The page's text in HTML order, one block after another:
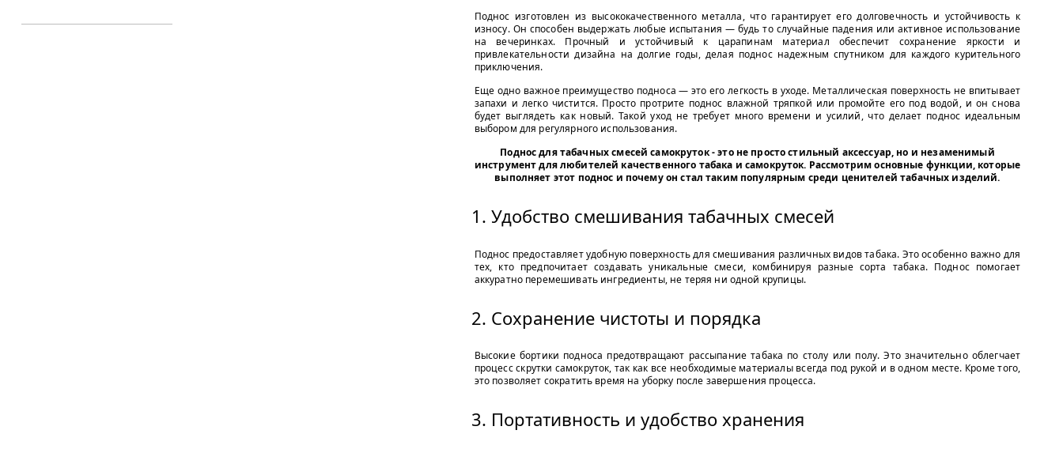
Поднос изготовлен из высококачественного металла, что гарантирует его долговечность и устойчивость к
износу. Он способен выдержать любые испытания — будь то случайные падения или активное использование
на вечеринках. Прочный и устойчивый к царапинам материал обеспечит сохранение яркости и
привлекательности дизайна на долгие годы, делая поднос надежным спутником для каждого курительного
приключения.
Еще одно важное преимущество подноса — это его легкость в уходе. Металлическая поверхность не впитывает
запахи и легко чистится. Просто протрите поднос влажной тряпкой или промойте его под водой, и он снова
будет выглядеть как новый. Такой уход не требует много времени и усилий, что делает поднос идеальным
выбором для регулярного использования.
Поднос для табачных смесей самокруток - это не просто стильный аксессуар, но и незаменимый
инструмент для любителей качественного табака и самокруток. Рассмотрим основные функции, которые
выполняет этот поднос и почему он стал таким популярным среди ценителей табачных изделий.
1. Удобство смешивания табачных смесей
Поднос предоставляет удобную поверхность для смешивания различных видов табака. Это особенно важно для
тех, кто предпочитает создавать уникальные смеси, комбинируя разные сорта табака. Поднос помогает
аккуратно перемешивать ингредиенты, не теряя ни одной крупицы.
2. Сохранение чистоты и порядка
Высокие бортики подноса предотвращают рассыпание табака по столу или полу. Это значительно облегчает
процесс скрутки самокруток, так как все необходимые материалы всегда под рукой и в одном месте. Кроме того,
это позволяет сократить время на уборку после завершения процесса.
3. Портативность и удобство хранения